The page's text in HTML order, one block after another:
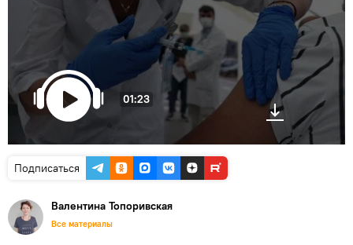
01:23
Подписаться
Валентина Топоривская
Все материалы